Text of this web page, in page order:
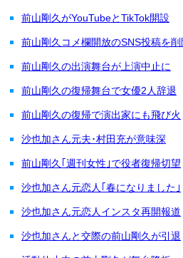
前山剛久がYouTubeとTikTok開設
前山剛久コメ欄開放のSNS投稿を削
前山剛久の出演舞台が上演中止に
前山剛久の復帰舞台で女優2人辞退
前山剛久の復帰で演出家にも飛び火
沙也加さん元夫･村田充が意味深
前山剛久｢週刊女性｣で役者復帰切望
沙也加さん元恋人｢春になりました｣
沙也加さん元恋人インスタ再開報道
沙也加さんと交際の前山剛久が引退